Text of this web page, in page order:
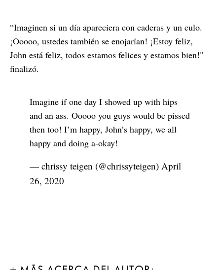
“Imaginen si un día apareciera con caderas y un culo.
¡Ooooo, ustedes también se enojarían! ¡Estoy feliz,
John está feliz, todos estamos felices y estamos bien!"
finalizó.
Imagine if one day I showed up with hips
and an ass. Ooooo you guys would be pissed
then too! I’m happy, John’s happy, we all
happy and doing a-okay!
— chrissy teigen (@chrissyteigen) April
26, 2020